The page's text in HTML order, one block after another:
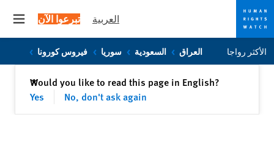
Skip
to
Skip
to
العربية تبرعوا الآن
الأكثر رواجا العراق السعودية سوريا فيروس كورونا
Would you like to read this page in English?
Yes
No, don't ask again
✕إغلاق